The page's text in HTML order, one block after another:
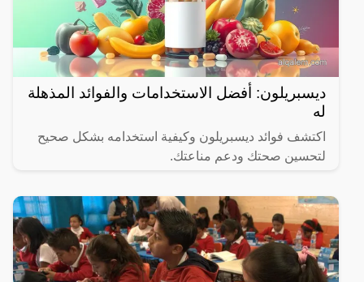
ديسبريلون: أفضل الاستخدامات والفوائد المذهلة
له
اكتشف فوائد ديسبريلون وكيفية استخدامه بشكل صحيح
لتحسين صحتك ودعم مناعتك.